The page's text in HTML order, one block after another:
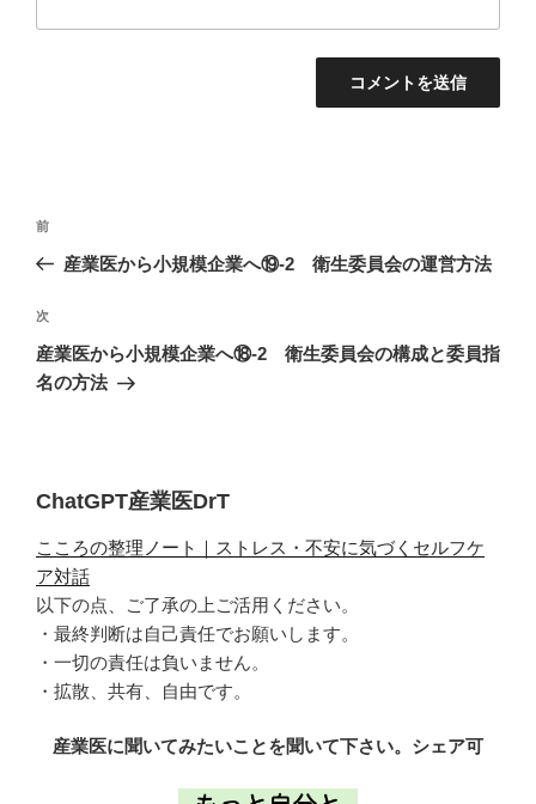
投
ビ
ゲ
ー
過
去
投
稿
前
産業医から小規模企業へ⑲-2 衛生委員会の運営方法
次
の
投
次
産業医から小規模企業へ⑱-2 衛生委員会の構成と委員指
名の方法
ChatGPT産業医DrT
こころの整理ノート｜ストレス・不安に気づくセルフケ
ア対話
以下の点、ご了承の上ご活用ください。
・最終判断は自己責任でお願いします。
・一切の責任は負いません。
・拡散、共有、自由です。
産業医に聞いてみたいことを聞いて下さい。シェア可